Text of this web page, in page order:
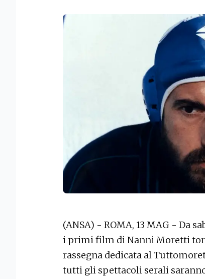
(ANSA) - ROMA, 13 MAG - Da
i primi film di Nanni Moretti
rassegna dedicata al
tutti gli spettacoli serali